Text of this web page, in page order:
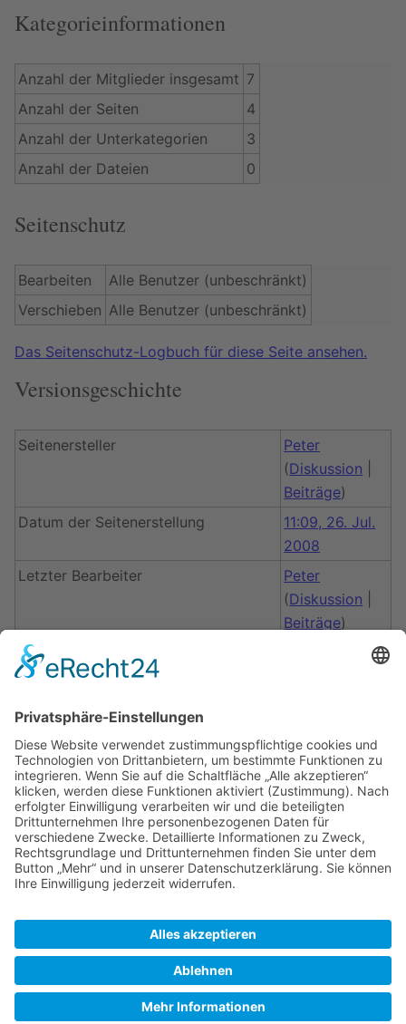
Kategorieinformationen
Anzahl der Mitglieder insgesamt 7
Anzahl der Seiten
4
Anzahl der Unterkategorien
3
Anzahl der Dateien
0
Seitenschutz
Bearbeiten
Alle Benutzer (unbeschränkt)
Verschieben Alle Benutzer (unbeschränkt)
Das Seitenschutz-Logbuch für diese Seite ansehen.
Versionsgeschichte
Seitenersteller
Peter
(Diskussion
Beiträge)
Datum der Seitenerstellung
11:09, 26. Jul.
2008
Letzter Bearbeiter
Peter
(Diskussion
Beiträge)
Datum der letzten Bearbeitung
11:09, 26. Jul.
Gesamtzahl unterschiedlicher
Autoren
1
Anzahl der kürzlich erfolgten
Bearbeitungen (in den letzten 90
Tagen)
0
Anzahl unterschiedlicher Autoren der
kürzlich erfolgten Bearbeitungen
0
SkipperGuide